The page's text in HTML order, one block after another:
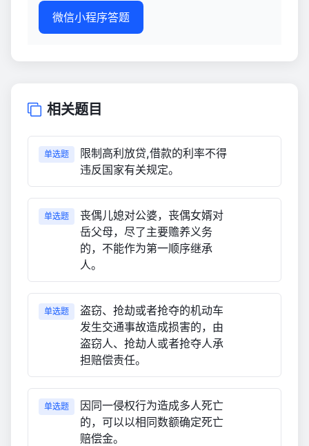
微信小程序答题
相关题目
单选题
限制高利放贷,借款的利率不得
违反国家有关规定。
单选题
丧偶儿媳对公婆，丧偶女婿对
岳父母，尽了主要赡养义务
的，不能作为第一顺序继承
人。
单选题
盗窃、抢劫或者抢夺的机动车
发生交通事故造成损害的，由
盗窃人、抢劫人或者抢夺人承
担赔偿责任。
单选题
因同一侵权行为造成多人死亡
的，可以以相同数额确定死亡
赔偿金。